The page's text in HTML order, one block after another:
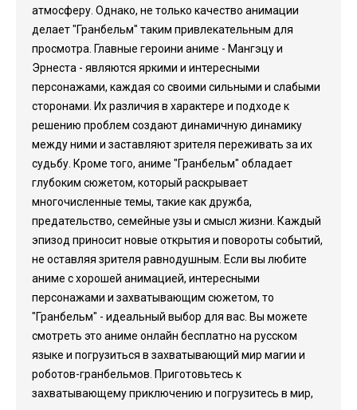
атмосферу. Однако, не только качество анимации
делает "Гранбельм" таким привлекательным для
просмотра. Главные героини аниме - Мангэцу и
Эрнеста - являются яркими и интересными
персонажами, каждая со своими сильными и слабыми
сторонами. Их различия в характере и подходе к
решению проблем создают динамичную динамику
между ними и заставляют зрителя переживать за их
судьбу. Кроме того, аниме "Гранбельм" обладает
глубоким сюжетом, который раскрывает
многочисленные темы, такие как дружба,
предательство, семейные узы и смысл жизни. Каждый
эпизод приносит новые открытия и повороты событий,
не оставляя зрителя равнодушным. Если вы любите
аниме с хорошей анимацией, интересными
персонажами и захватывающим сюжетом, то
"Гранбельм" - идеальный выбор для вас. Вы можете
смотреть это аниме онлайн бесплатно на русском
языке и погрузиться в захватывающий мир магии и
роботов-гранбельмов. Приготовьтесь к
захватывающему приключению и погрузитесь в мир,